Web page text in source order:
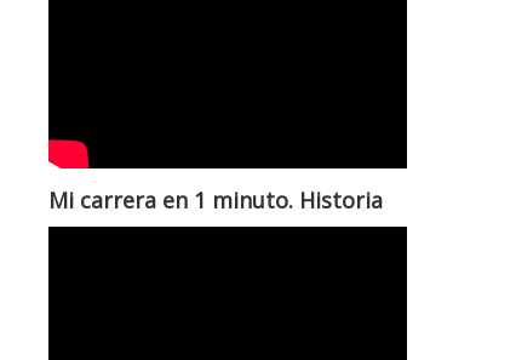
Mi carrera en 1 minuto. Historia